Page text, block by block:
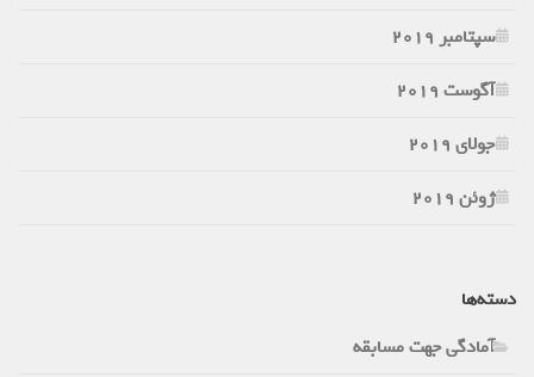
سپتامبر 2019
آگوست 2019
جولای 2019
ژوئن 2019
دسته‌ها
آمادگی جهت مسابقه